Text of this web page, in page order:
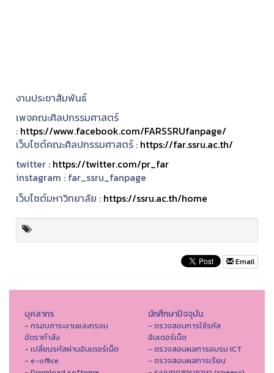
งานประชาสัมพันธ์
เพจคณะศิลปกรรมศาสตร์
: https://www.facebook.com/FARSSRUfanpage/
เว็บไซต์คณะศิลปกรรมศาสตร์ : https://far.ssru.ac.th/
twitter : https://twitter.com/pr_far
instagram : far_ssru_fanpage
เว็บไซต์มหาวิทยาลัย : https://ssru.ac.th/home
Email
บุคลากร
- กรอบภาระงานและกรอบ
อัตรากำลัง
- เปลี่ยนรหัสผ่านอินเตอร์เน็ต
- e-office
นักศึกษาปัจจุบัน
- ตรวจสอบการใช้รหัส
อินเตอร์เน็ต
- ตรวจสอบผลการอบรม ICT
- ตรวจสอบผลการเรียน